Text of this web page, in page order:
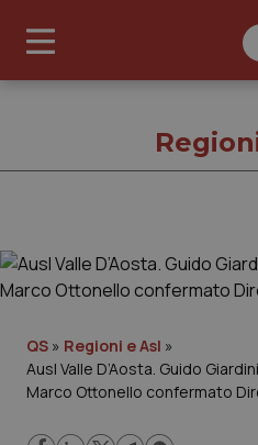
Governo e Parlamento
Regioni e Asl
QS » Regioni e Asl »
Ausl Valle D’Aosta. Guido
Marco Ottonello confermato